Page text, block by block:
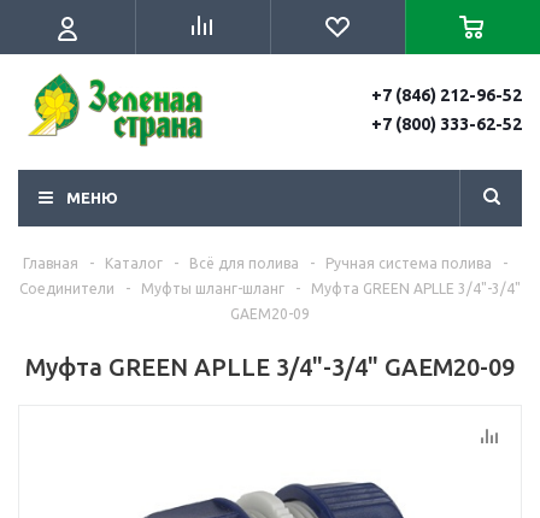
+7 (846) 212-96-52
+7 (800) 333-62-52
МЕНЮ
Главная - Каталог - Всё для полива - Ручная система полива
-
Соединители
- Муфты шланг-шланг -
Муфта GREEN APLLE 3/4"-3/4"
GAEM20-09
Муфта GREEN APLLE 3/4"-3/4" GAEM20-09